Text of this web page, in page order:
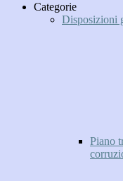
Categorie
Disposizioni
Piano